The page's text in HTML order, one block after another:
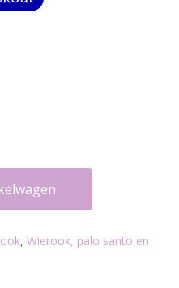
, Wierook, palo santo en